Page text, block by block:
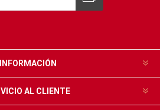
INFORMACIÓN
AL CLIENTE